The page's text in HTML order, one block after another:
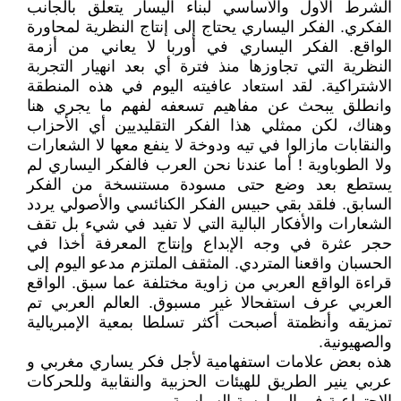
الشرط الأول والأساسي لبناء اليسار يتعلق بالجانب
الفكري. الفكر اليساري يحتاج إلى إنتاج النظرية لمحاورة
الواقع. الفكر اليساري في أوربا لا يعاني من أزمة
النظرية التي تجاوزها منذ فترة أي بعد انهيار التجربة
الاشتراكية. لقد استعاد عافيته اليوم في هذه المنطقة
وانطلق يبحث عن مفاهيم تسعفه لفهم ما يجري هنا
وهناك، لكن ممثلي هذا الفكر التقليديين أي الأحزاب
والنقابات مازالوا في تيه ودوخة لا ينفع معها لا الشعارات
ولا الطوباوية ! أما عندنا نحن العرب فالفكر اليساري لم
يستطع بعد وضع حتى مسودة مستنسخة من الفكر
السابق. فلقد بقي حبيس الفكر الكنائسي والأصولي يردد
الشعارات والأفكار البالية التي لا تفيد في شيء بل تقف
حجر عثرة في وجه الإبداع وإنتاج المعرفة أخذا في
الحسبان واقعنا المتردي. المثقف الملتزم مدعو اليوم إلى
قراءة الواقع العربي من زاوية مختلفة عما سبق. الواقع
العربي عرف استفحالا غير مسبوق. العالم العربي تم
تمزيقه وأنظمتة أصبحت أكثر تسلطا بمعية الإمبريالية
والصهيونية.
هذه بعض علامات استفهامية لأجل فكر يساري مغربي و
عربي ينير الطريق للهيئات الحزبية والنقابية وللحركات